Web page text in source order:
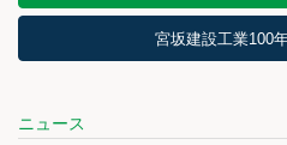
宮坂建設工業100
ニュース